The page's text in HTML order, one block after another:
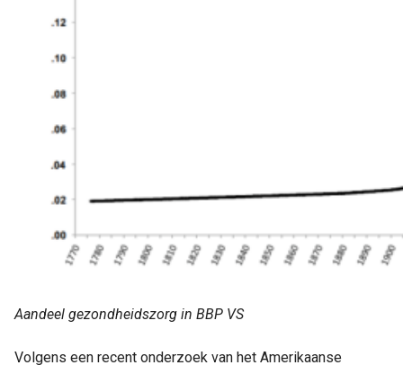
Aandeel gezondheidszorg in BBP VS
Volgens een recent onderzoek van het Amerikaanse